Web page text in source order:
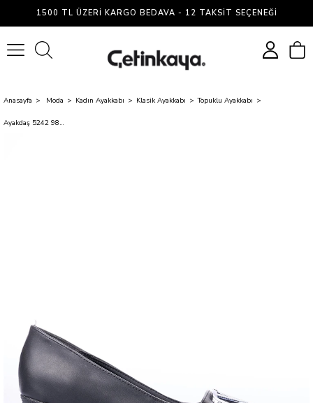
1500 TL ÜZERI KARGO BEDAVA - 12 TAKSIT SEÇENEĞI
Anasayfa Moda Kadın Ayakkabı Klasik Ayakkabı Topuklu Ayakkabı
Ayakdaş 5242 980 Siyah Kadın Ayakkabı